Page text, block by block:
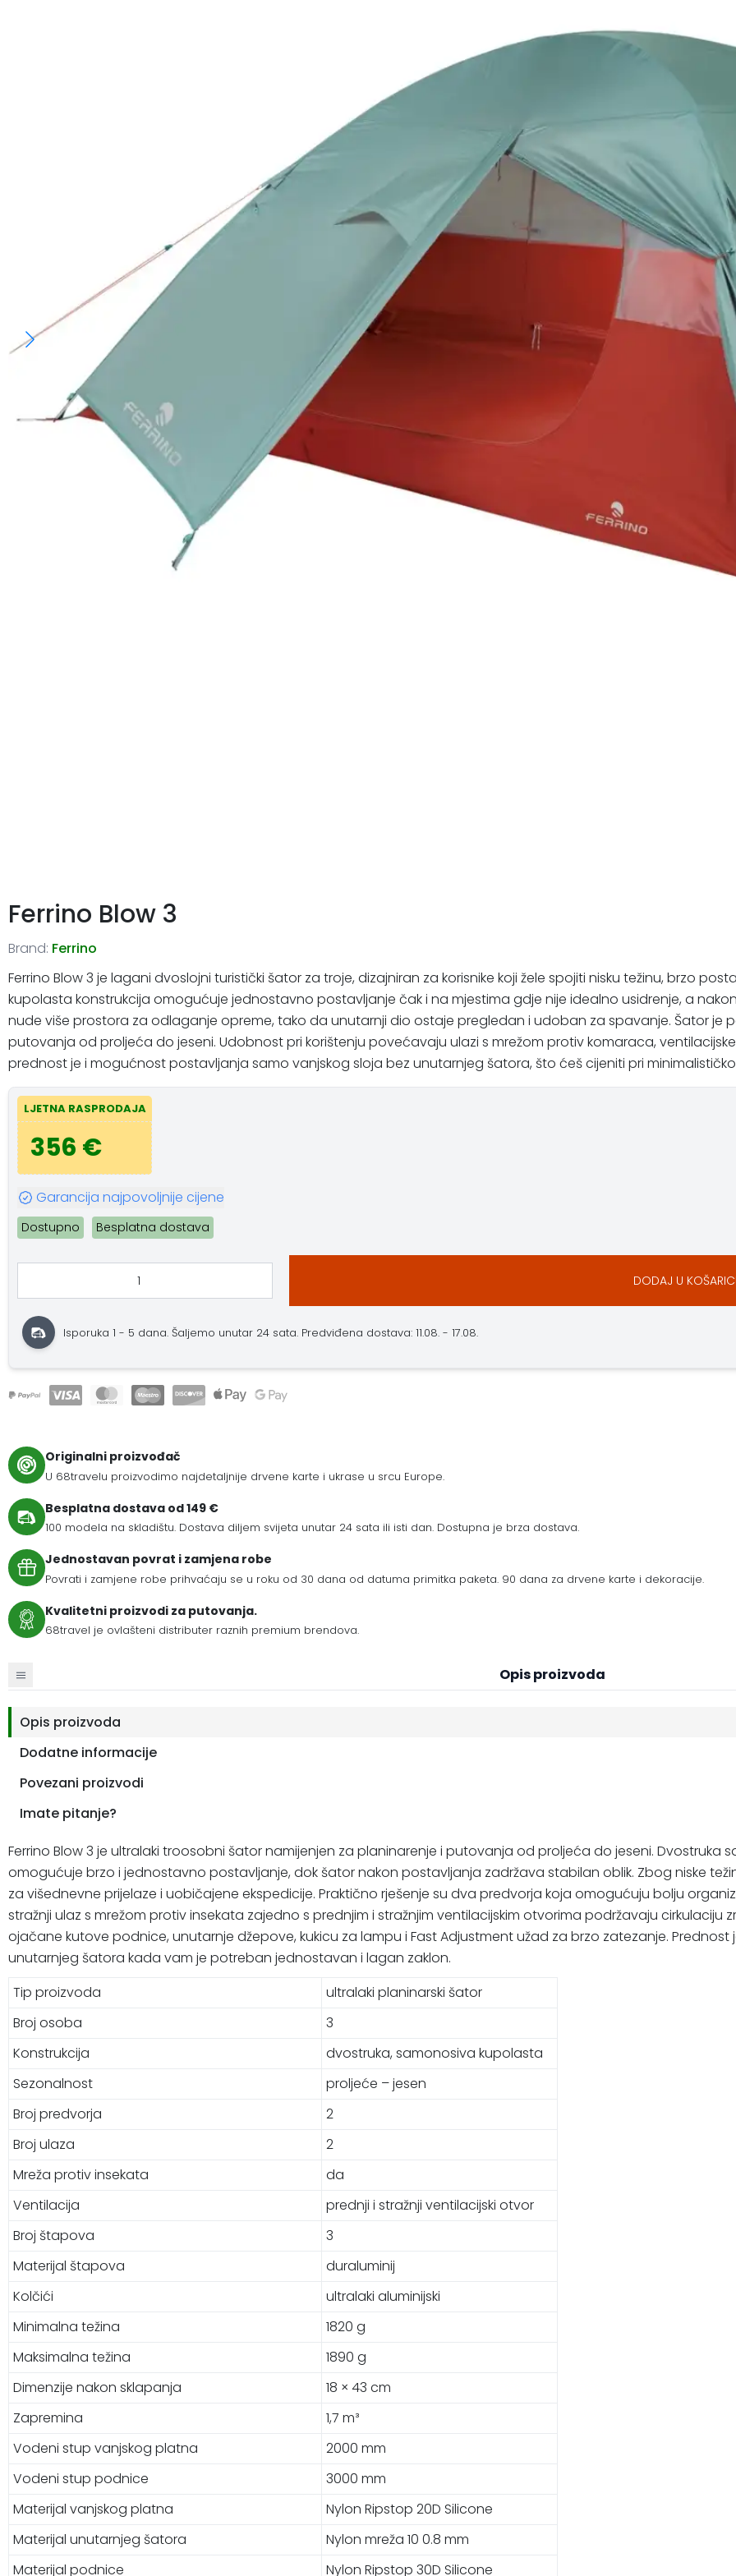
Ferrino Blow 3
Brand: Ferrino
Ferrino Blow 3 je lagani dvoslojni turistički šator za troje, dizajniran za korisnike koji žele spojiti nisku težinu, brzo
kupolasta konstrukcija omogućuje jednostavno postavljanje čak i na mjestima gdje nije idealno usidrenje, a
nude više prostora za odlaganje opreme, tako da unutarnji dio ostaje pregledan i udoban za spavanje. Šator je
putovanja od proljeća do jeseni. Udobnost pri korištenju povećavaju ulazi s mrežom protiv komaraca,
prednost je i mogućnost postavljanja samo vanjskog sloja bez unutarnjeg šatora, što ćeš cijeniti pri
LJETNA RASPRODAJA
356 €
Garancija najpovoljnije cijene
Dostupno Besplatna dostava
DODAJ U
Isporuka 1 - 5 dana. Šaljemo unutar 24 sata. Predviđena dostava: 11.08. - 17.08.
Originalni proizvođač
U 68travelu proizvodimo najdetaljnije drvene karte i ukrase u srcu Europe.
Besplatna dostava od 149 €
100 modela na skladištu. Dostava diljem svijeta unutar 24 sata ili isti dan. Dostupna je brza dostava.
Jednostavan povrat i zamjena robe
Povrati i zamjene robe prihvaćaju se u roku od 30 dana od datuma primitka paketa. 90 dana za drvene karte i dekoracije.
Kvalitetni proizvodi za putovanja.
68travel je ovlašteni distributer raznih premium brendova.
Opis proizvoda
Opis proizvoda
Dodatne informacije
Povezani proizvodi
Imate pitanje?
Ferrino Blow 3 je ultralaki troosobni šator namijenjen za planinarenje i putovanja od proljeća do jeseni. Dvostruka
omogućuje brzo i jednostavno postavljanje, dok šator nakon postavljanja zadržava stabilan oblik. Zbog niske
za višednevne prijelaze i uobičajene ekspedicije. Praktično rješenje su dva predvorja koja omogućuju bolju
stražnji ulaz s mrežom protiv insekata zajedno s prednjim i stražnjim ventilacijskim otvorima podržavaju cirkulaciju
ojačane kutove podnice, unutarnje džepove, kukicu za lampu i Fast Adjustment užad za brzo zatezanje.
unutarnjeg šatora kada vam je potreban jednostavan i lagan zaklon.
Tip proizvoda
ultralaki planinarski šator
Broj osoba
3
Konstrukcija
dvostruka, samonosiva kupolasta
Sezonalnost
proljeće – jesen
Broj predvorja
2
Broj ulaza
2
Mreža protiv insekata
da
Ventilacija
prednji i stražnji ventilacijski otvor
Broj štapova
3
Materijal štapova
duraluminij
Kolčići
ultralaki aluminijski
Minimalna težina
1820 g
Maksimalna težina
1890 g
Dimenzije nakon sklapanja
18 × 43 cm
Zapremina
1,7 m³
Vodeni stup vanjskog platna
2000 mm
Vodeni stup podnice
3000 mm
Materijal vanjskog platna
Nylon Ripstop 20D Silicone
Materijal unutarnjeg šatora
Nylon mreža 10 0.8 mm
Materijal podnice
Nylon Ripstop 30D Silicone